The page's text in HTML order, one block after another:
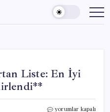
Liste: En İyi
TasteAtlas’tan
yorumlar kapalı